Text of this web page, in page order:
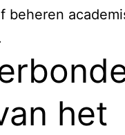
beheren
het